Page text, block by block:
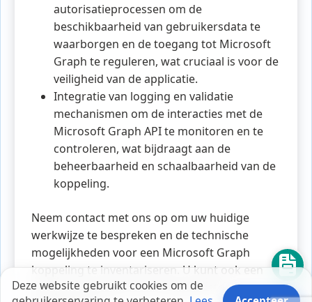
autorisatieprocessen om de
beschikbaarheid van gebruikersdata te
waarborgen en de toegang tot Microsoft
Graph te reguleren, wat cruciaal is voor de
veiligheid van de applicatie.
Integratie van logging en validatie
mechanismen om de interacties met de
Microsoft Graph API te monitoren en te
controleren, wat bijdraagt aan de
beheerbaarheid en schaalbaarheid van de
koppeling.
Neem contact met ons op om uw huidige
werkwijze te bespreken en de technische
mogelijkheden voor een Microsoft Graph
koppeling te inventariseren. U kunt ook een
offerte aanvragen voor de gewenste
Deze website gebruikt cookies om de